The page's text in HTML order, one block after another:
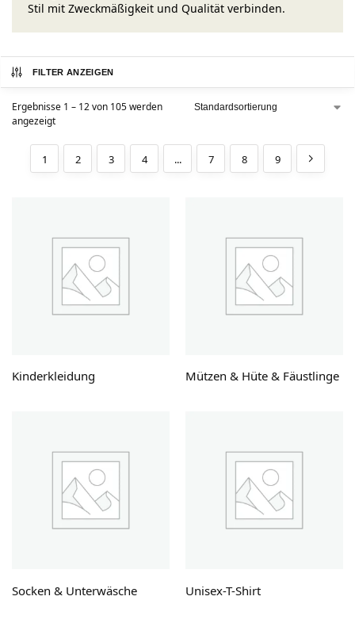
Stil mit Zweckmäßigkeit und Qualität verbinden.
FILTER ANZEIGEN
Ergebnisse 1 – 12 von 105 werden
angezeigt
1 2 3 4 ... 7 8 9
Kinderkleidung Mützen & Hüte & Fäustlinge
Socken & Unterwäsche Unisex-T-Shirt